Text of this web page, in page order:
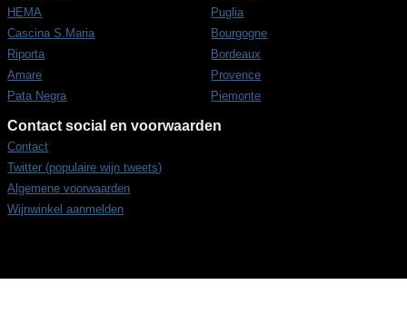
HEMA
Cascina S.Maria
Riporta
Amare
Pata Negra
Puglia
Bourgogne
Bordeaux
Provence
Piemonte
Contact social en voorwaarden
Contact
Twitter (populaire wijn tweets)
Algemene voorwaarden
Wijnwinkel aanmelden